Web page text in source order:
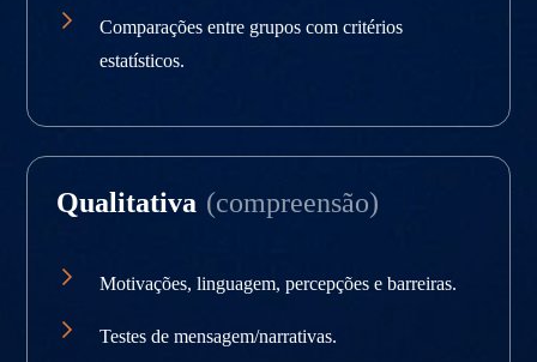
Comparações entre grupos com critérios
estatísticos.
Qualitativa (compreensão)
Motivações, linguagem, percepções e barreiras.
Testes de mensagem/narrativas.